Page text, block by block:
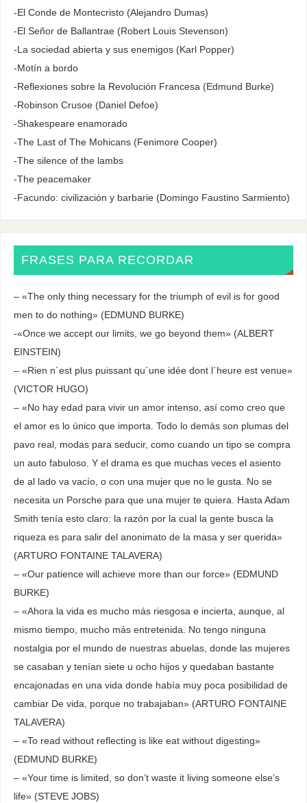
-El Conde de Montecristo (Alejandro Dumas)
-El Señor de Ballantrae (Robert Louis Stevenson)
-La sociedad abierta y sus enemigos (Karl Popper)
-Motín a bordo
-Reflexiones sobre la Revolución Francesa (Edmund Burke)
-Robinson Crusoe (Daniel Defoe)
-Shakespeare enamorado
-The Last of The Mohicans (Fenimore Cooper)
-The silence of the lambs
-The peacemaker
-Facundo: civilización y barbarie (Domingo Faustino Sarmiento)
FRASES PARA RECORDAR
– «The only thing necessary for the triumph of evil is for good
men to do nothing» (EDMUND BURKE)
-«Once we accept our limits, we go beyond them» (ALBERT
EINSTEIN)
– «Rien n´est plus puissant qu´une idée dont l`heure est venue»
(VICTOR HUGO)
– «No hay edad para vivir un amor intenso, así como creo que
el amor es lo único que importa. Todo lo demás son plumas del
pavo real, modas para seducir, como cuando un tipo se compra
un auto fabuloso. Y el drama es que muchas veces el asiento
de al lado va vacío, o con una mujer que no le gusta. No se
necesita un Porsche para que una mujer te quiera. Hasta Adam
Smith tenía esto claro: la razón por la cual la gente busca la
riqueza es para salir del anonimato de la masa y ser querida»
(ARTURO FONTAINE TALAVERA)
– «Our patience will achieve more than our force» (EDMUND
BURKE)
– «Ahora la vida es mucho más riesgosa e incierta, aunque, al
mismo tiempo, mucho más entretenida. No tengo ninguna
nostalgia por el mundo de nuestras abuelas, donde las mujeres
se casaban y tenían siete u ocho hijos y quedaban bastante
encajonadas en una vida donde había muy poca posibilidad de
cambiar De vida, porque no trabajaban» (ARTURO FONTAINE
TALAVERA)
– «To read without reflecting is like eat without digesting»
(EDMUND BURKE)
– «Your time is limited, so don’t waste it living someone else’s
life» (STEVE JOBS)